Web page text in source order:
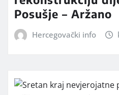
Posušje – Aržano
Hercegovački info